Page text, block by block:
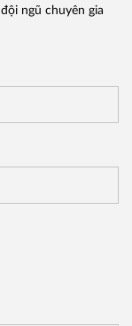
ngũ chuyên gia